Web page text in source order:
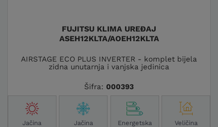
FUJITSU KLIMA UREĐAJ
ASEH12KLTA/AOEH12KLTA
AIRSTAGE ECO PLUS INVERTER - komplet bijela
zidna unutarnja i vanjska jedinica
Šifra: 000393
Jačina
Jačina
Energetska
Veličina